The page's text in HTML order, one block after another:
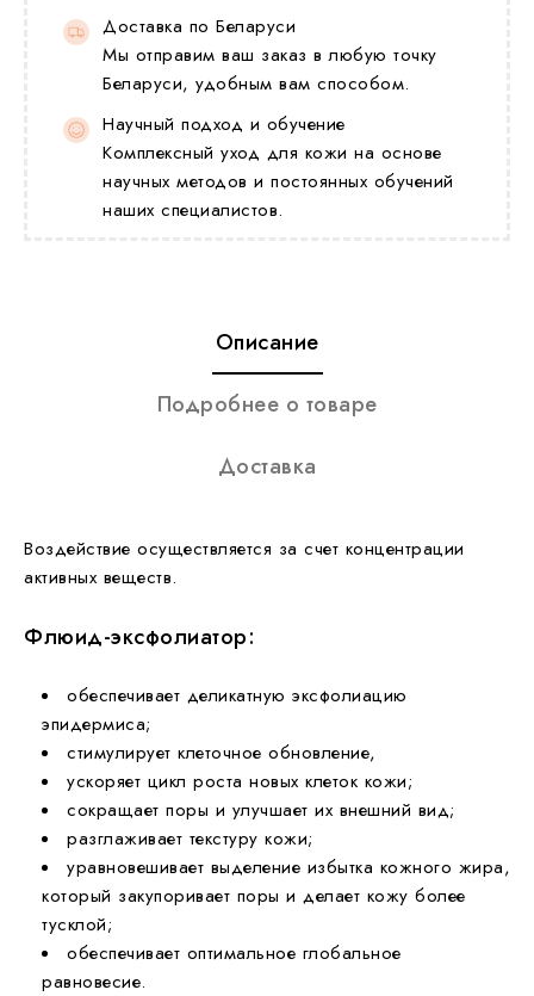
Доставка по Беларуси
Мы отправим ваш заказ в любую точку
Беларуси, удобным вам способом.
Научный подход и обучение
Комплексный уход для кожи на основе
научных методов и постоянных обучений
наших специалистов.
Описание
Подробнее о товаре
Доставка
Воздействие осуществляется за счет концентрации
активных веществ.
Флюид-эксфолиатор:
обеспечивает деликатную эксфолиацию
эпидермиса;
стимулирует клеточное обновление,
ускоряет цикл роста новых клеток кожи;
сокращает поры и улучшает их внешний вид;
разглаживает текстуру кожи;
уравновешивает выделение избытка кожного жира,
который закупоривает поры и делает кожу более
тусклой;
обеспечивает оптимальное глобальное
равновесие.